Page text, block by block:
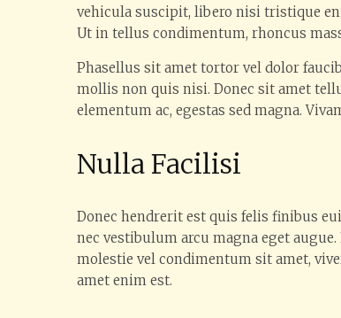
vehicula suscipit, libero nisi tristique
Ut in tellus condimentum, rhoncus
Phasellus sit amet tortor vel dolor
mollis non quis nisi. Donec sit amet
elementum ac, egestas sed magna.
Nulla Facilisi
Donec hendrerit est quis felis finibus
nec vestibulum arcu magna eget
molestie vel condimentum sit amet,
amet enim est.